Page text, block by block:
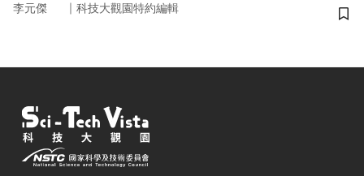
李元傑 ｜ 科技大觀園特約編輯
儲